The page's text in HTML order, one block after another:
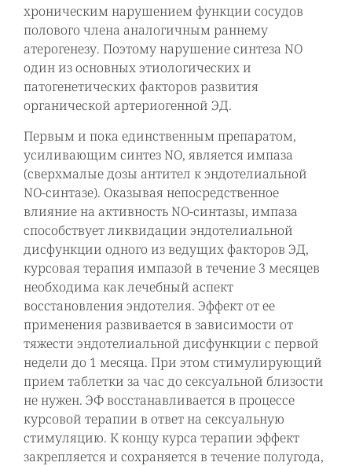
хроническим нарушением функции сосудов
полового члена аналогичным раннему
атерогенезу. Поэтому нарушение синтеза NO
один из основных этиологических и
патогенетических факторов развития
органической артериогенной ЭД.
Первым и пока единственным препаратом,
усиливающим синтез NO, является импаза
(сверхмалые дозы антител к эндотелиальной
NО-синтазе). Оказывая непосредственное
влияние на активность NO-синтазы, импаза
способствует ликвидации эндотелиальной
дисфункции одного из ведущих факторов ЭД,
курсовая терапия импазой в течение 3 месяцев
необходима как лечебный аспект
восстановления эндотелия. Эффект от ее
применения развивается в зависимости от
тяжести эндотелиальной дисфункции с первой
недели до 1 месяца. При этом стимулирующий
прием таблетки за час до сексуальной близости
не нужен. ЭФ восстанавливается в процессе
курсовой терапии в ответ на сексуальную
стимуляцию. К концу курса терапии эффект
закрепляется и сохраняется в течение полугода,